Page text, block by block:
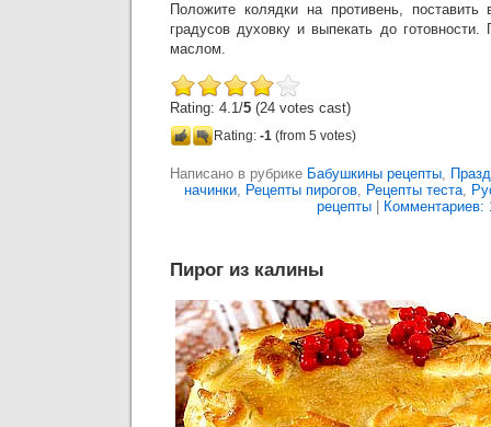
Положите колядки на противень, поставить
градусов духовку и выпекать до готовности.
маслом.
Rating: 4.1/5 (24 votes cast)
Rating: -1 (from 5 votes)
Написано в рубрике Бабушкины рецепты,
начинки, Рецепты пирогов, Рецепты теста,
рецепты
Комментариев:
Пирог из калины